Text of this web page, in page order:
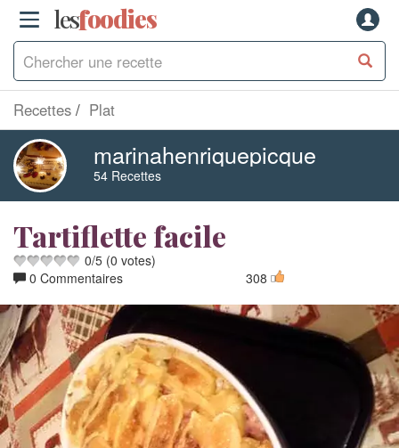
lesfoodies
Recettes Plat
marinahenriquepicque
54 Recettes
Tartiflette facile
0/5 (0 votes)
0 Commentaires
308